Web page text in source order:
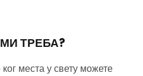
ТРЕБА?
места у свету можете